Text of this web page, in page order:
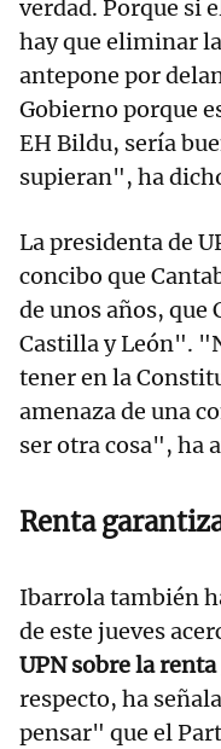
verdad. Porque si
hay que eliminar
antepone por
Gobierno porque
EH Bildu, sería
supieran", ha
La presidenta de
concibo que
de unos años, que
Castilla y León".
tener en la
amenaza de una
ser otra cosa", ha
Renta
Ibarrola también
de este jueves
UPN sobre la
respecto, ha
pensar" que el